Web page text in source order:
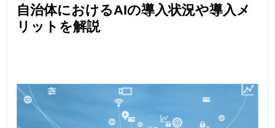
製品一覧
自治体におけるAIの導入状況や導入メ
リットを解説